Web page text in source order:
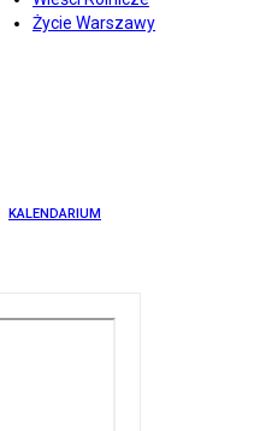
Życie Warszawy
KALENDARIUM